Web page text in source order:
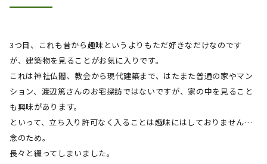
3つ目、これも昔から趣味というよりもただ好きなだけなのです
が、建築物を見ることがお気に入りです。
これは神社仏閣、教会から現代建築まで、はたまた普通の家やマン
ション、渡辺篤さんのお宅探訪ではないですが、家の中を見ること
も興味があります。
といって、立ち入り許可なく入ることは趣味にはしておりません…
念のため。
長々と綴ってしまいました。